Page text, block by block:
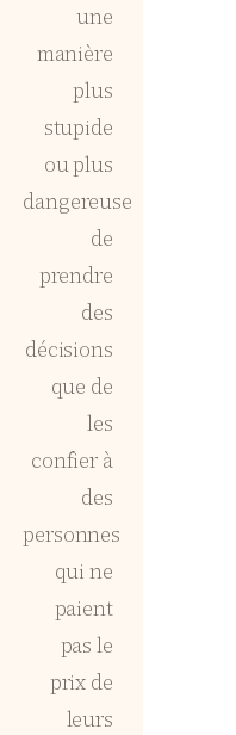
une
manière
plus
stupide
ou plus
dangereuse
de
prendre
des
décisions
que de
les
confier à
des
personnes
qui ne
paient
pas le
prix de
leurs